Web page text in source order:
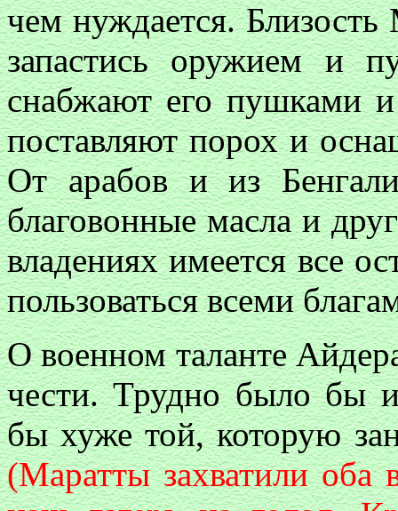
чем нуждается.
запастись оружием и
снабжают его пушками
поставляют порох и
От арабов и из
благовонные масла и
владениях имеется все
пользоваться всеми
О военном таланте
чести. Трудно было бы
бы хуже той, которую
(Маратты захватили оба